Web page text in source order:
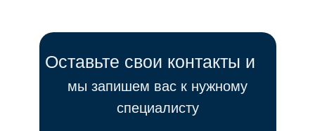
мы запишем вас к нужному
специалисту
Оставьте свои контакты и